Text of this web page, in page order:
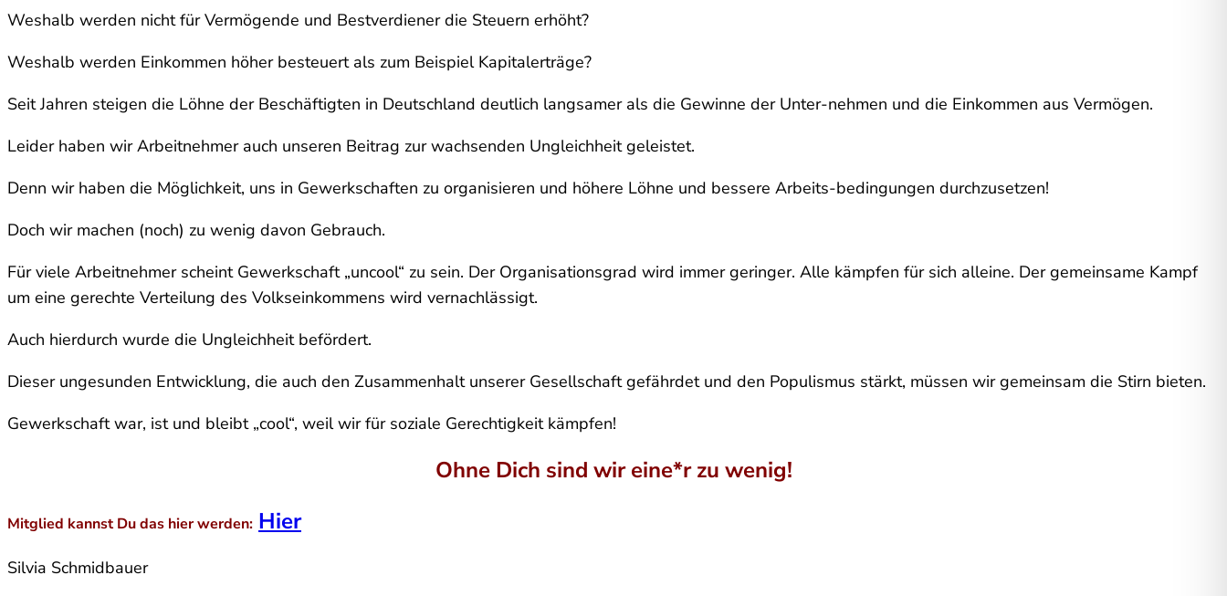
Weshalb werden nicht für Vermögende und Bestverdiener die Steuern erhöht?
Weshalb werden Einkommen höher besteuert als zum Beispiel Kapitalerträge?
Seit Jahren steigen die Löhne der Beschäftigten in Deutschland deutlich langsamer als die Gewinne der Unter-nehmen und die Einkommen aus Vermögen.
Leider haben wir Arbeitnehmer auch unseren Beitrag zur wachsenden Ungleichheit geleistet.
Denn wir haben die Möglichkeit, uns in Gewerkschaften zu organisieren und höhere Löhne und bessere Arbeits-bedingungen durchzusetzen!
Doch wir machen (noch) zu wenig davon Gebrauch.
Für viele Arbeitnehmer scheint Gewerkschaft „uncool“ zu sein. Der Organisationsgrad wird immer geringer. Alle kämpfen für sich alleine. Der gemeinsame Kampf
um eine gerechte Verteilung des Volkseinkommens wird vernachlässigt.
Auch hierdurch wurde die Ungleichheit befördert.
Dieser ungesunden Entwicklung, die auch den Zusammenhalt unserer Gesellschaft gefährdet und den Populismus stärkt, müssen wir gemeinsam die Stirn bieten.
Gewerkschaft war, ist und bleibt „cool“, weil wir für soziale Gerechtigkeit kämpfen!
Ohne Dich sind wir eine*r zu wenig!
Mitglied kannst Du das hier werden: Hier
Silvia Schmidbauer